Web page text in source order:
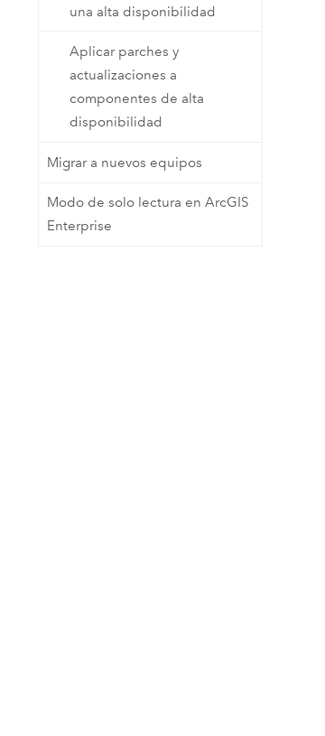
una alta disponibilidad
Aplicar parches y
actualizaciones a
componentes de alta
disponibilidad
Migrar a nuevos equipos
Modo de solo lectura en ArcGIS
Enterprise